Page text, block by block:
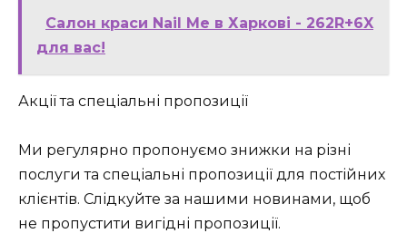
Салон краси Nail Me в Харкові - 262R+6X
для вас!
Акції та спеціальні пропозиції
Ми регулярно пропонуємо знижки на різні
послуги та спеціальні пропозиції для постійних
клієнтів. Слідкуйте за нашими новинами, щоб
не пропустити вигідні пропозиції.